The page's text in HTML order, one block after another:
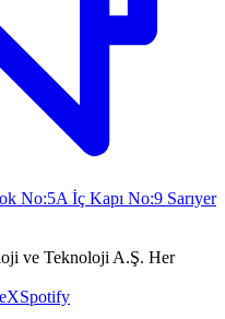
No:5A İç Kapı No:9 Sarıyer
ve Teknoloji A.Ş. Her
XSpotify